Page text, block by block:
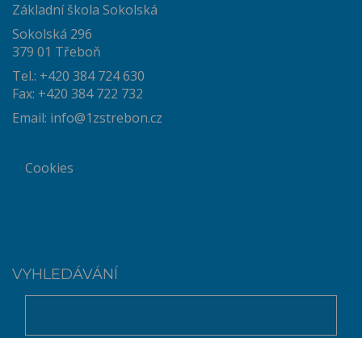
Základní škola Sokolská
Sokolská 296
379 01 Třeboň
Tel.: +420 384 724 630
Fax: +420 384 722 732
Email: info@1zstrebon.cz
Cookies
VYHLEDÁVÁNÍ